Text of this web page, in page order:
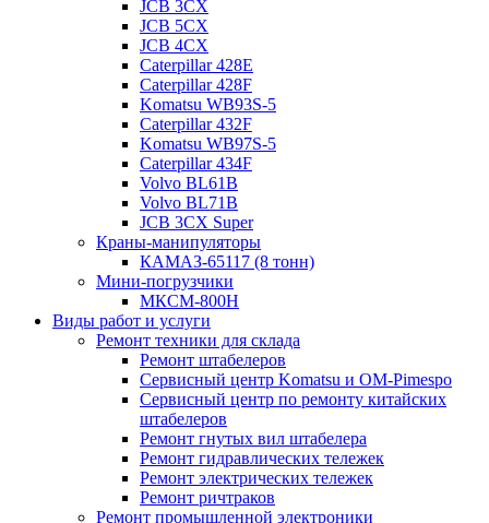
JCB 3CX
JCB 5CX
JCB 4CX
Caterpillar 428E
Caterpillar 428F
Komatsu WB93S-5
Caterpillar 432F
Komatsu WB97S-5
Caterpillar 434F
Volvo BL61B
Volvo BL71B
JCB 3CX Super
Краны-манипуляторы
КАМАЗ-65117 (8 тонн)
Мини-погрузчики
МКСМ-800H
Виды работ и услуги
Ремонт техники для склада
Ремонт штабелеров
Сервисный центр Komatsu и OM-Pimespo
Сервисный центр по ремонту китайских
штабелеров
Ремонт гнутых вил штабелера
Ремонт гидравлических тележек
Ремонт электрических тележек
Ремонт ричтраков
Ремонт промышленной электроники